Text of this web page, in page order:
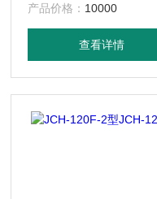
产品价格： 10000
查看详情